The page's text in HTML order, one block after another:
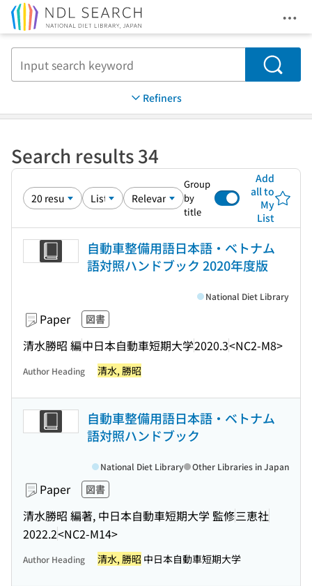
Search
Refiners
Search results 34
Group
by
title
Add
all to
My
List
自動車整備用語日本語・ベトナム
語対照ハンドブック 2020年度版
Paper 図書
清水勝昭 編中日本自動車短期大学2020.3<NC2-M8>
National Diet Library
Author Heading 清水, 勝昭
自動車整備用語日本語・ベトナム
語対照ハンドブック
Paper 図書
清水勝昭 編著, 中日本自動車短期大学 監修三恵社
2022.2<NC2-M14>
National Diet Library Other Libraries in Japan
Author Heading 清水, 勝昭 中日本自動車短期大学